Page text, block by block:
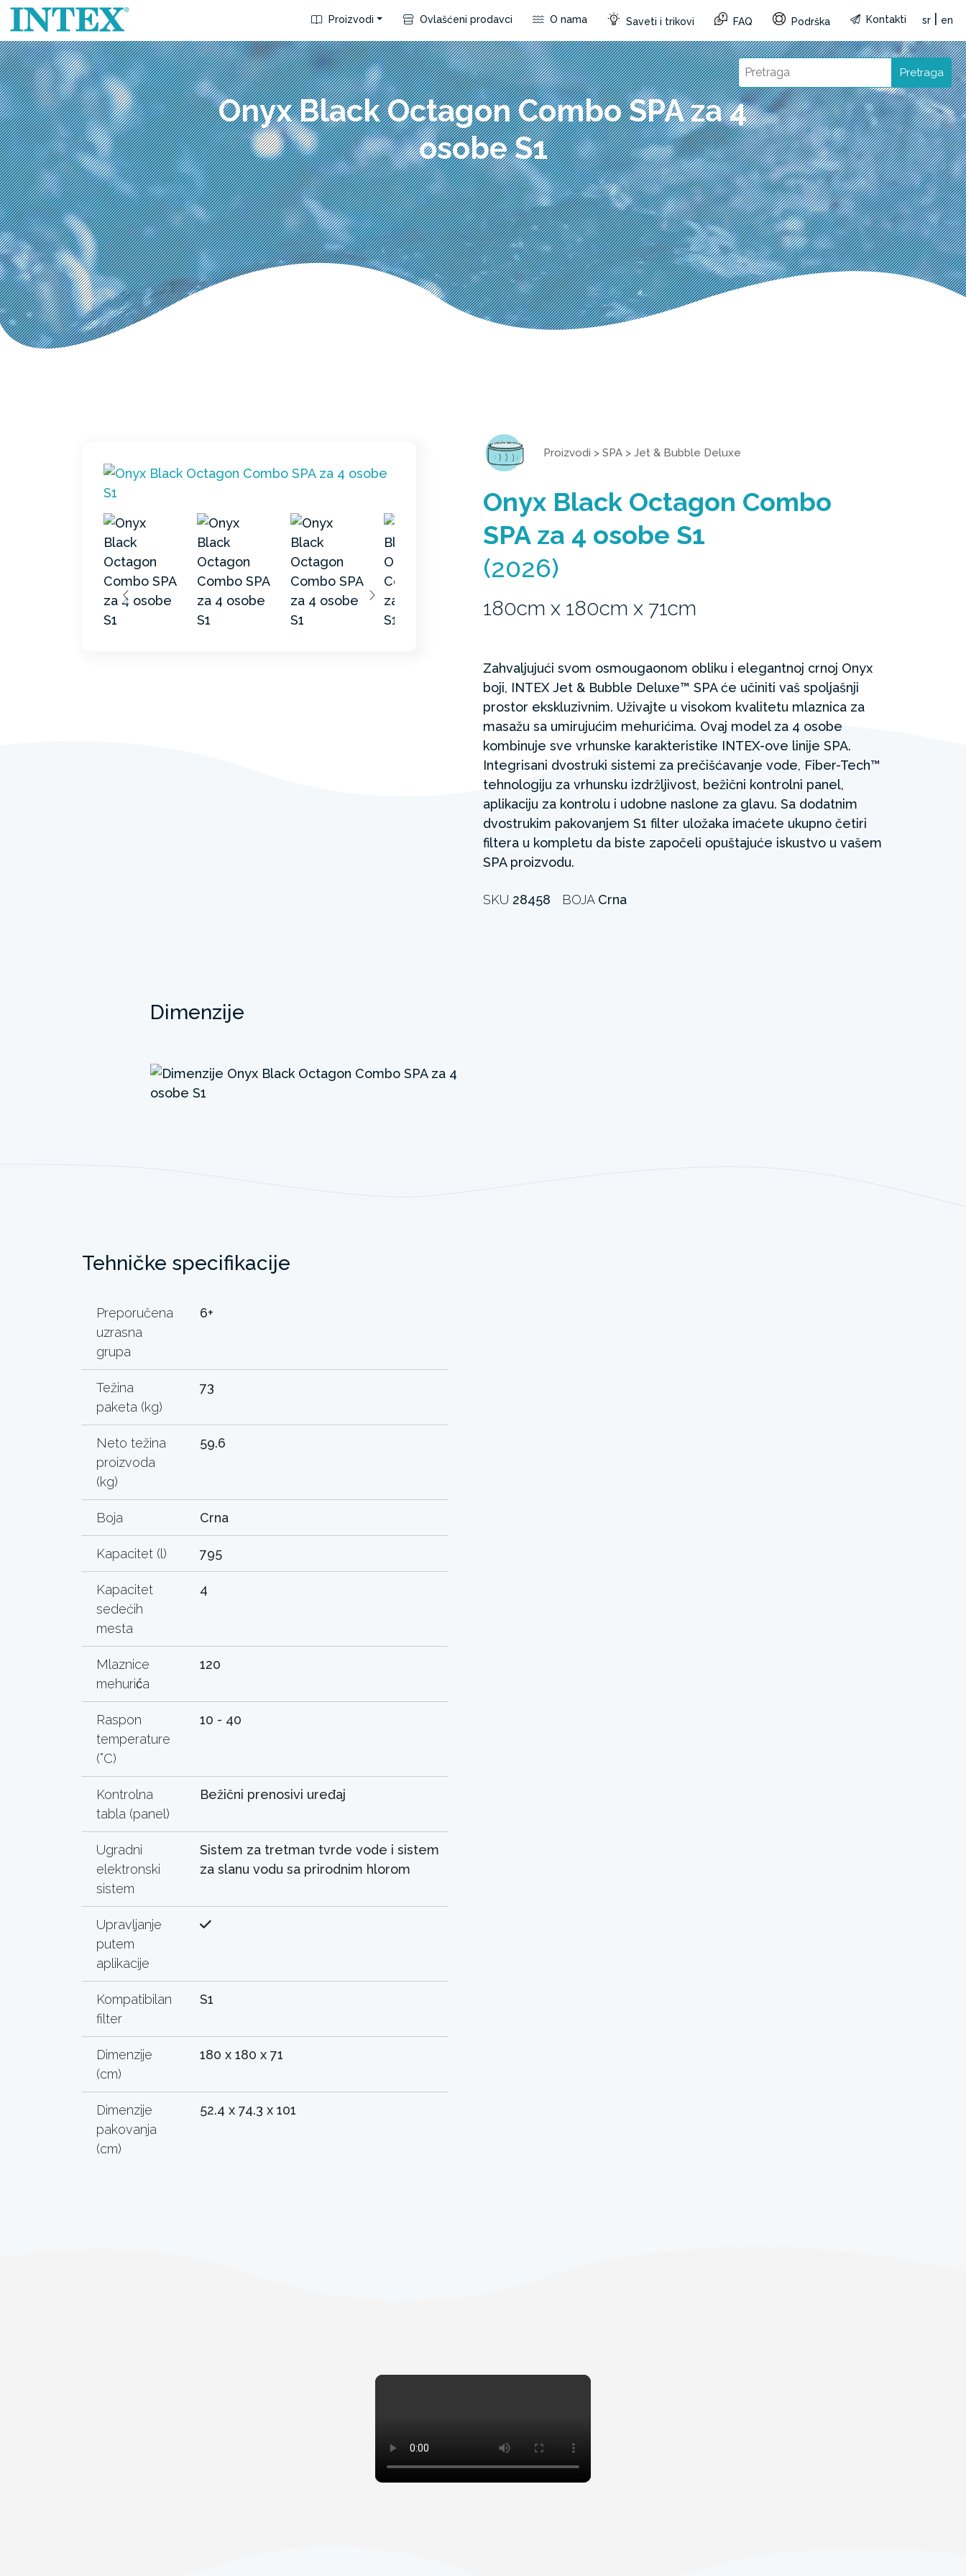
Proizvodi Ovlašćeni prodavci O nama Saveti i trikovi FAQ Podrška Kontakti sr en
Pretraga
Onyx Black Octagon Combo SPA za 4
osobe S1
Proizvodi > SPA > Jet & Bubble Deluxe
Onyx Black Octagon Combo
SPA za 4 osobe S1
(2026)
180cm x 180cm x 71cm
Zahvaljujući svom osmougaonom obliku i elegantnoj crnoj Onyx
boji, INTEX Jet & Bubble Deluxe™ SPA će učiniti vaš spoljašnji
prostor ekskluzivnim. Uživajte u visokom kvalitetu mlaznica za
masažu sa umirujućim mehurićima. Ovaj model za 4 osobe
kombinuje sve vrhunske karakteristike INTEX-ove linije SPA.
Integrisani dvostruki sistemi za prečišćavanje vode, Fiber-Tech™
tehnologiju za vrhunsku izdržljivost, bežični kontrolni panel,
aplikaciju za kontrolu i udobne naslone za glavu. Sa dodatnim
dvostrukim pakovanjem S1 filter uložaka imaćete ukupno četiri
filtera u kompletu da biste započeli opuštajuće iskustvo u vašem
SPA proizvodu.
SKU 28458 BOJA Crna
Dimenzije
Tehničke specifikacije
Preporučena
uzrasna
grupa
6+
Težina
paketa (kg)
73
Neto težina
proizvoda
(kg)
59.6
Boja Crna
Kapacitet (l) 795
Kapacitet
sedećih
mesta
4
Mlaznice
mehurića
120
Raspon
temperature
(°C)
10 - 40
Kontrolna
tabla (panel)
Bežični prenosivi uređaj
Ugradni
elektronski
sistem
Sistem za tretman tvrde vode i sistem
za slanu vodu sa prirodnim hlorom
Upravljanje
putem
aplikacije
Kompatibilan
filter
S1
Dimenzije
(cm)
180 x 180 x 71
Dimenzije
pakovanja
(cm)
52.4 x 74.3 x 101